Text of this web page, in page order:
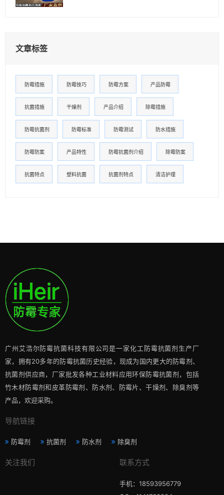
文章标签
防霉措施 防霉技巧 防霉方案 产品防霉
抗菌措施 干燥剂 产品介绍 除霉措施
防霉抗菌剂 防霉标准 防霉测试 防水措施
防霉防案 产品特性 防霉抗菌剂介绍 除霉防案
抗菌特点 塑料抗菌 抗菌剂特点 清洁护理
广州艾浩尔防霉抗菌科技有限公司是一家化工防霉抗菌剂生产厂
家，拥有20多年的防霉抗菌历史经验，现成为国内更大的防霉剂、
抗菌剂供应商，厂家批发各种工业材料应用环保防霉抗菌剂，包括
竹木材防霉剂和皮革防霉剂、防水剂、防霉片、干燥剂、除臭剂等
产品，欢迎采购。
导航链接
防霉剂 抗菌剂 防水剂 除臭剂
关注我们 联系方式
手机：18593956779